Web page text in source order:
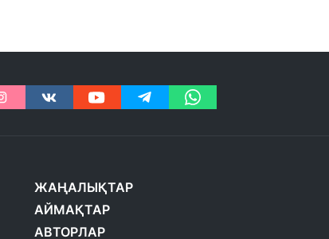
ЖАҢАЛЫҚТАР
АЙМАҚТАР
АВТОРЛАР